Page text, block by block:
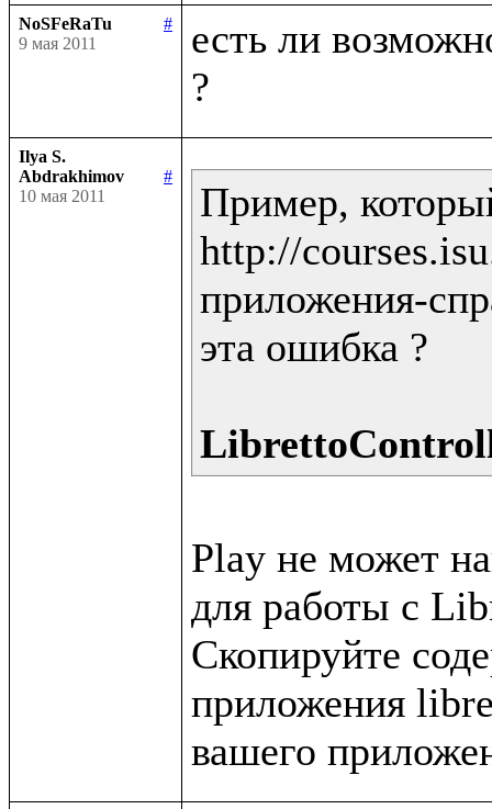
NoSFeRaTu
#
9 мая 2011
есть ли
Ilya S.
Abdrakhimov
#
10 мая 2011
Пример,
http://
приложения-
эта ошибка ?
Play не может
для работы с
Скопируйте
приложения